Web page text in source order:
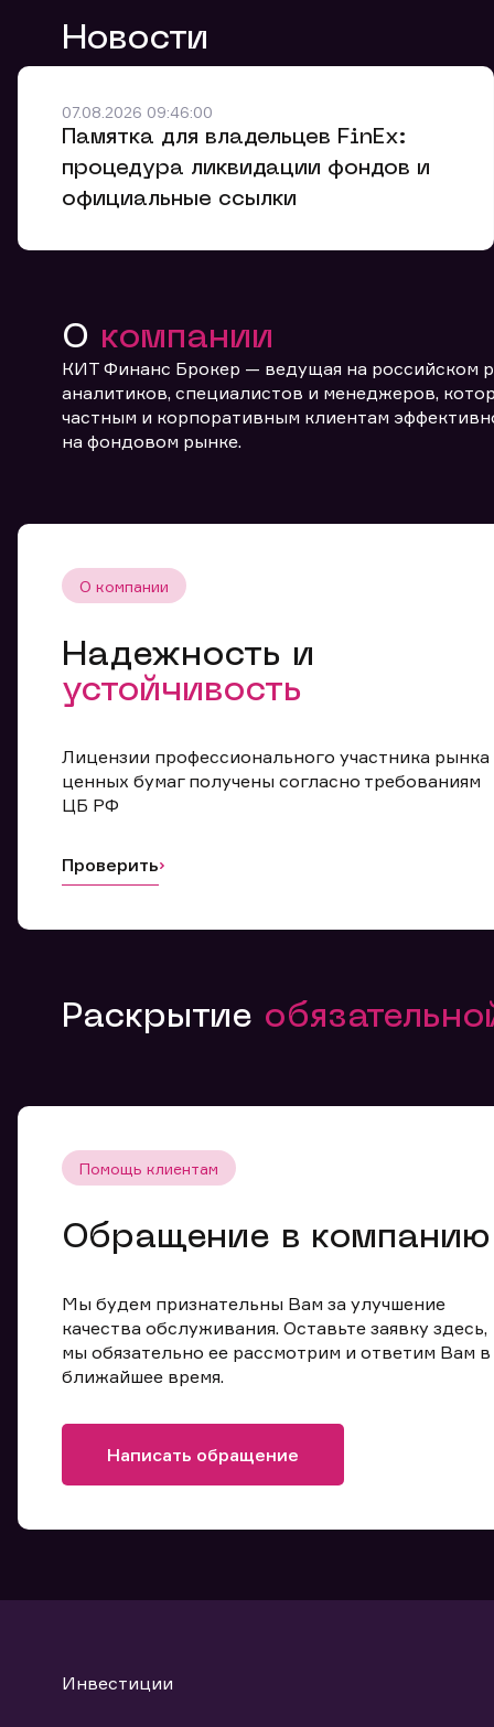
Новости
07.08.2026 09:46:00
Памятка для владельцев FinEx:
процедура ликвидации фондов и
официальные ссылки
О компании
КИТ Финанс Брокер — ведущая на российском
аналитиков, специалистов и менеджеров,
частным и корпоративным клиентам
на фондовом рынке.
О компании
Надежность и
устойчивость
Лицензии профессионального участника рынка
ценных бумаг получены согласно требованиям
ЦБ РФ
Проверить
Раскрытие
Помощь клиентам
Обращение в компанию
Мы будем признательны Вам за улучшение
качества обслуживания. Оставьте заявку здесь,
мы обязательно ее рассмотрим и ответим Вам в
ближайшее время.
Написать обращение
Инвестиции
Ваше